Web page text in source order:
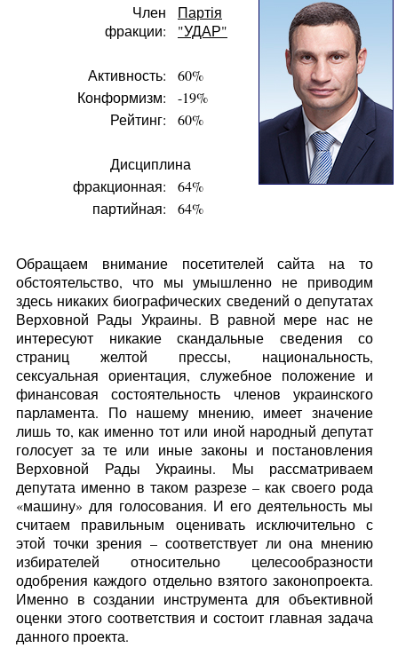
Член
фракции:
Партія
"УДАР"
Активность:
60%
Конформизм:
-19%
Рейтинг:
60%
Дисциплина
фракционная:
64%
партийная:
64%
Обращаем внимание посетителей сайта на то
обстоятельство, что мы умышленно не приводим
здесь никаких биографических сведений о депутатах
Верховной Рады Украины. В равной мере нас не
интересуют никакие скандальные сведения со
страниц желтой прессы, национальность,
сексуальная ориентация, служебное положение и
финансовая состоятельность членов украинского
парламента. По нашему мнению, имеет значение
лишь то, как именно тот или иной народный депутат
голосует за те или иные законы и постановления
Верховной Рады Украины. Мы рассматриваем
депутата именно в таком разрезе – как своего рода
«машину» для голосования. И его деятельность мы
считаем правильным оценивать исключительно с
этой точки зрения – соответствует ли она мнению
избирателей относительно целесообразности
одобрения каждого отдельно взятого законопроекта.
Именно в создании инструмента для объективной
оценки этого соответствия и состоит главная задача
данного проекта.